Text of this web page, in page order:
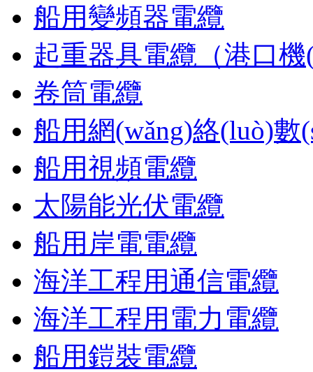
船用變頻器電纜
起重器具電纜（港口
卷筒電纜
船用網(wǎng)絡(luò)數
船用視頻電纜
太陽能光伏電纜
船用岸電電纜
海洋工程用通信電纜
海洋工程用電力電纜
船用鎧裝電纜